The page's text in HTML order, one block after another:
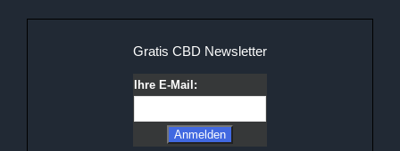
Gratis CBD Newsletter
Ihre E-Mail: